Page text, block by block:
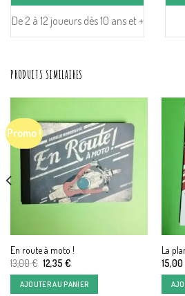
De 2 à 12 joueurs dès 10 ans et +
PRODUITS SIMILAIRES
Promo !
En route à moto !
13,00€ Le
prix
initial
était :
12,35 €Le
actuel
est :
AJOUTER AU PANIER
La
15,00